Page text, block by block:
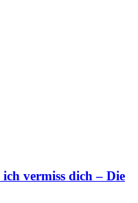
vermiss dich – Die